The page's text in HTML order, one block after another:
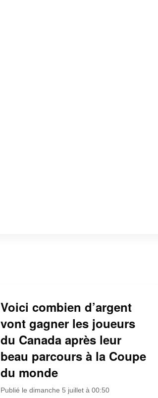
Voici combien d’argent
vont gagner les joueurs
du Canada après leur
beau parcours à la Coupe
du monde
Publié le dimanche 5 juillet à 00:50